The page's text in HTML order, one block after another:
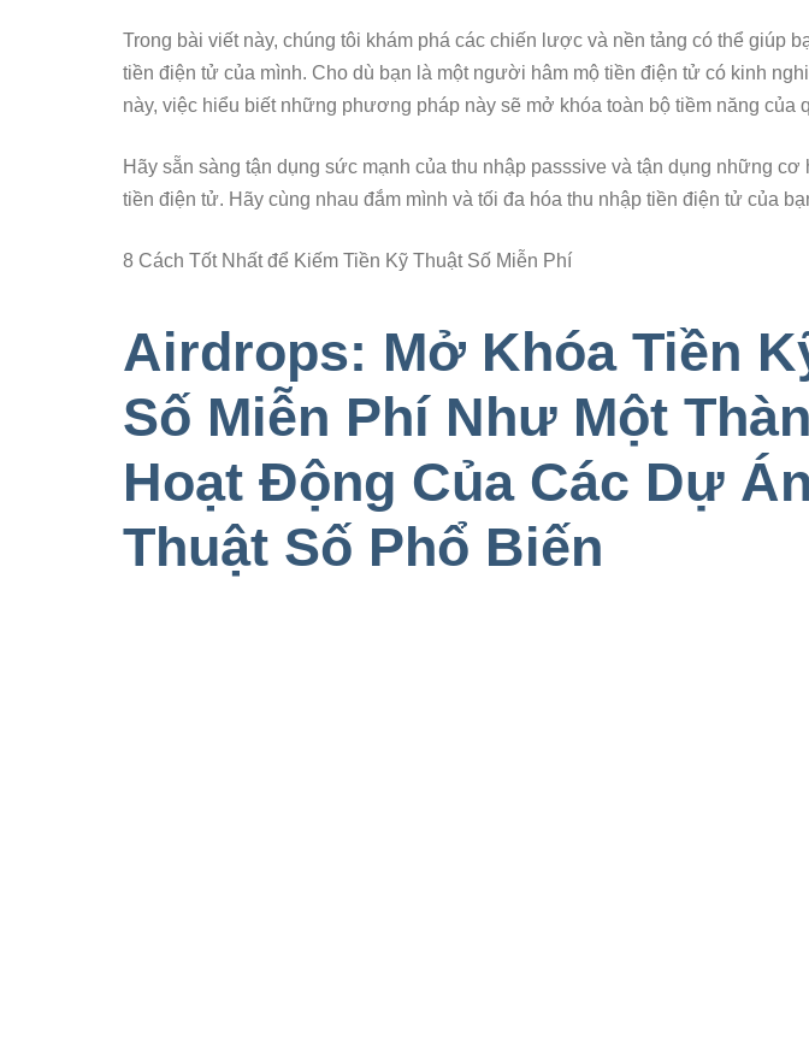
Trong bài viết này, chúng tôi khám phá các chiến lược và nền tảng có thể giúp
tiền điện tử của mình. Cho dù bạn là một người hâm mộ tiền điện tử có kinh
này, việc hiểu biết những phương pháp này sẽ mở khóa toàn bộ tiềm năng của
Hãy sẵn sàng tận dụng sức mạnh của thu nhập passsive và tận dụng những
tiền điện tử. Hãy cùng nhau đắm mình và tối đa hóa thu nhập tiền điện tử của
8 Cách Tốt Nhất để Kiếm Tiền Kỹ Thuật Số Miễn Phí
Airdrops: Mở Khóa Tiền
Số Miễn Phí Như Một
Hoạt Động Của Các Dự
Thuật Số Phổ Biến